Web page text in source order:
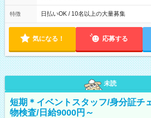
り ※夜勤シフトあり
特徴 日払いOK / 10名以上の大量募集
気になる！ 応募する
未読
短期＊イベントスタッフ/身分証チ
物検査/日給9000円～